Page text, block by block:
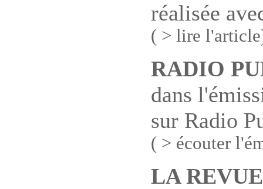
réalisée
( > lire
RADIO
dans
sur Radio
( > écouter
LA